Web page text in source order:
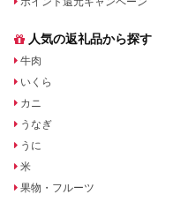
人気の返礼品から探す
牛肉
いくら
カニ
うなぎ
うに
米
果物・フルーツ